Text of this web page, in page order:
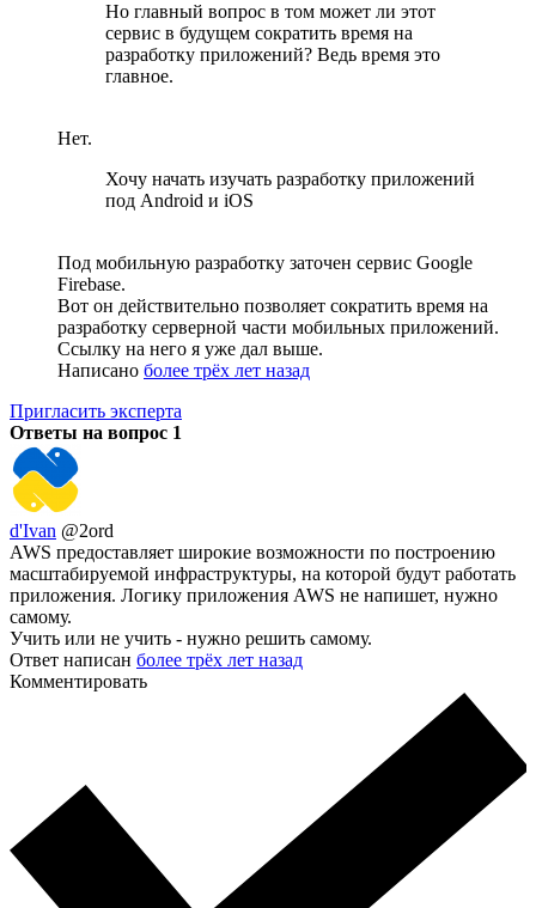
Но главный вопрос в том может ли этот
сервис в будущем сократить время на
разработку приложений? Ведь время это
главное.
Нет.
Хочу начать изучать разработку приложений
под Android и iOS
Под мобильную разработку заточен сервис Google
Firebase.
Вот он действительно позволяет сократить время на
разработку серверной части мобильных приложений.
Ссылку на него я уже дал выше.
Написано более трёх лет назад
Пригласить эксперта
Ответы на вопрос 1
d'Ivan @2ord
AWS предоставляет широкие возможности по построению
масштабируемой инфраструктуры, на которой будут работать
приложения. Логику приложения AWS не напишет, нужно
самому.
Учить или не учить - нужно решить самому.
Ответ написан более трёх лет назад
Комментировать